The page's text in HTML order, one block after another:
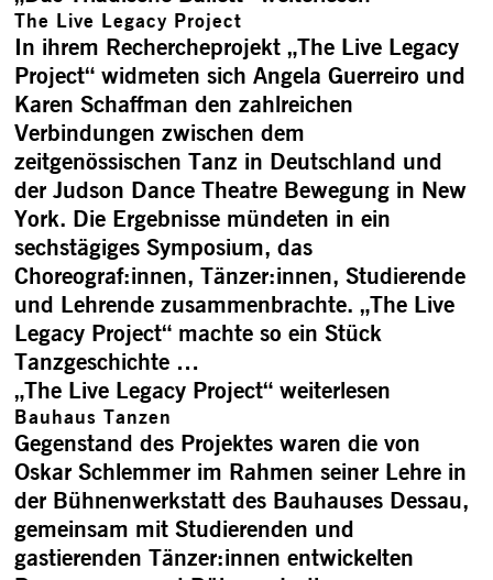
The Live Legacy Project
In ihrem Rechercheprojekt „The Live Legacy
Project“ widmeten sich Angela Guerreiro und
Karen Schaffman den zahlreichen
Verbindungen zwischen dem
zeitgenössischen Tanz in Deutschland und
der Judson Dance Theatre Bewegung in New
York. Die Ergebnisse mündeten in ein
sechstägiges Symposium, das
Choreograf:innen, Tänzer:innen, Studierende
und Lehrende zusammenbrachte. „The Live
Legacy Project“ machte so ein Stück
Tanzgeschichte …
„The Live Legacy Project“weiterlesen
Bauhaus Tanzen
Gegenstand des Projektes waren die von
Oskar Schlemmer im Rahmen seiner Lehre in
der Bühnenwerkstatt des Bauhauses Dessau,
gemeinsam mit Studierenden und
gastierenden Tänzer:innen entwickelten